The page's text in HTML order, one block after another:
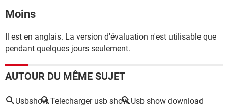
Moins
Il est en anglais. La version d'évaluation n'est utilisable que
pendant quelques jours seulement.
AUTOUR DU MÊME SUJET
Usbshow Telecharger usb show Usb show download